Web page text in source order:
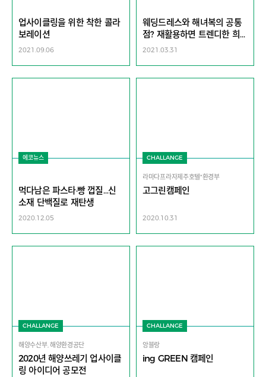
업사이클링을 위한 착한 콜라
보레이션
2021.09.06
웨딩드레스와 해녀복의 공통
점? 재활용하면 트렌디한 희
귀템으로 환생할 수 있죠
2021.03.31
에코뉴스
먹다남은 파스타·빵 껍질…신
소재 단백질로 재탄생
2020.12.05
CHALLANGE
라마다프라자제주호텔*환경부
고그린캠페인
2020.10.31
CHALLANGE
해양수산부, 해양환경공단
2020년 해양쓰레기 업사이클
링 아이디어 공모전
CHALLANGE
앙블랑
ing GREEN 캠페인